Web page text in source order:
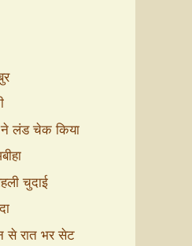
ने लंड चेक किया
चुदाई
से रात भर सेट